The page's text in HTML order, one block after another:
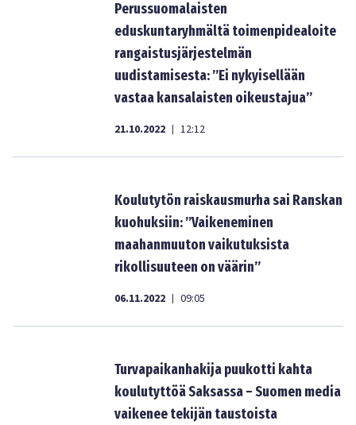
Perussuomalaisten
eduskuntaryhmältä toimenpidealoite
rangaistusjärjestelmän
uudistamisesta: ”Ei nykyisellään
vastaa kansalaisten oikeustajua”
21.10.2022 | 12:12
Koulutytön raiskausmurha sai Ranskan
kuohuksiin: ”Vaikeneminen
maahanmuuton vaikutuksista
rikollisuuteen on väärin”
06.11.2022 | 09:05
Turvapaikanhakija puukotti kahta
koulutyttöä Saksassa – Suomen media
vaikenee tekijän taustoista